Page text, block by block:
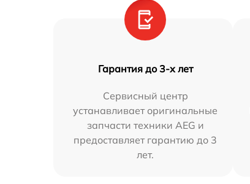
Гарантия до 3-х лет
Сервисный центр
устанавливает оригинальные
запчасти техники AEG и
предоставляет гарантию до 3
лет.